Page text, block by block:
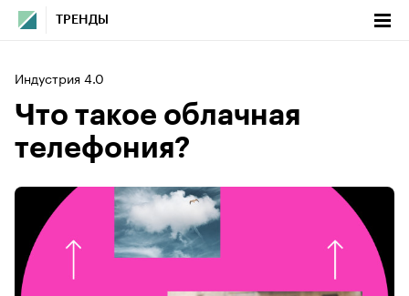
ТРЕНДЫ
Индустрия 4.0
Что такое облачная
телефония?